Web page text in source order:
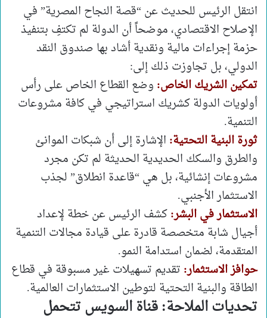
انتقل الرئيس للحديث عن “قصة النجاح المصرية” في
الإصلاح الاقتصادي، موضحاً أن الدولة لم تكتفِ بتنفيذ
حزمة إجراءات مالية ونقدية أشاد بها صندوق النقد
الدولي، بل تجاوزت ذلك إلى:
تمكين الشريك الخاص: وضع القطاع الخاص على رأس
أولويات الدولة كشريك استراتيجي في كافة مشروعات
التنمية.
ثورة البنية التحتية: الإشارة إلى أن شبكات الموانئ
والطرق والسكك الحديدية الحديثة لم تكن مجرد
مشروعات إنشائية، بل هي “قاعدة انطلاق” لجذب
الاستثمار الأجنبي.
الاستثمار في البشر:كشف الرئيس عن خطة لإعداد
أجيال شابة متخصصة قادرة على قيادة مجالات التنمية
المتقدمة، لضمان استدامة النمو.
حوافز الاستثمار: تقديم تسهيلات غير مسبوقة في قطاع
الطاقة والبنية التحتية لتوطين الاستثمارات العالمية.
تحديات الملاحة: قناة السويس تتحمل